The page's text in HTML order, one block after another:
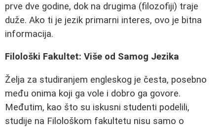
prve dve godine, dok na drugima (filozofiji) traje
duže. Ako ti je jezik primarni interes, ovo je bitna
informacija.
Filološki Fakultet: Više od Samog Jezika
Želja za studiranjem engleskog je česta, posebno
među onima koji ga vole i dobro ga govore.
Međutim, kao što su iskusni studenti podelili,
studije na Filološkom fakultetu nisu samo o